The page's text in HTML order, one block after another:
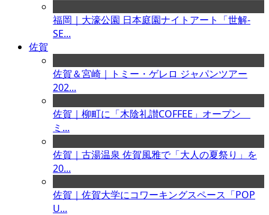
福岡｜大濠公園 日本庭園ナイトアート「世解-
SE...
佐賀
佐賀＆宮崎｜トミー・ゲレロ ジャパンツアー
202...
佐賀｜柳町に「木陰礼讃COFFEE」オープン
ミ...
佐賀｜古湯温泉 佐賀風雅で「大人の夏祭り」を
20...
佐賀｜佐賀大学にコワーキングスペース「POP
U...